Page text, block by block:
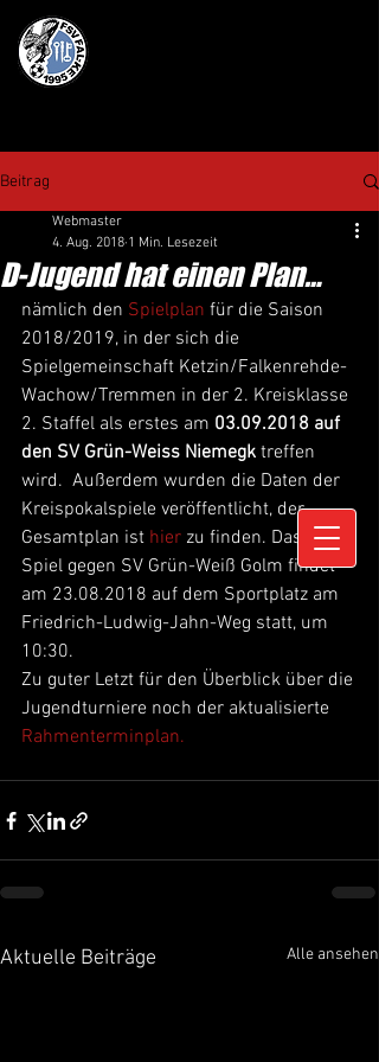
Beitrag
D-Jugend hat einen Plan…
Webmaster
4. Aug. 2018 1 Min. Lesezeit
nämlich den Spielplan für die Saison
2018/2019, in der sich die
Spielgemeinschaft Ketzin/Falkenrehde-
Wachow/Tremmen in der 2. Kreisklasse
2. Staffel als erstes am 03.09.2018 auf
den SV Grün-Weiss Niemegk treffen
wird.  Außerdem wurden die Daten der
Kreispokalspiele veröffentlicht, der
Gesamtplan ist hier zu finden. Das erste
Spiel gegen SV Grün-Weiß Golm findet
am 23.08.2018 auf dem Sportplatz am
Friedrich-Ludwig-Jahn-Weg statt, um
10:30.
Zu guter Letzt für den Überblick über die
Jugendturniere noch der aktualisierte
Rahmenterminplan.
Aktuelle Beiträge Alle ansehen